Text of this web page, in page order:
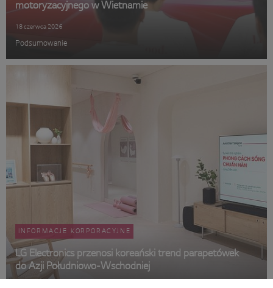
motoryzacyjnego w Wietnamie
18 czerwca 2026
Podsumowanie
INFORMACJE KORPORACYJNE
LG Electronics przenosi koreański trend parapetówek
do Azji Południowo-Wschodniej